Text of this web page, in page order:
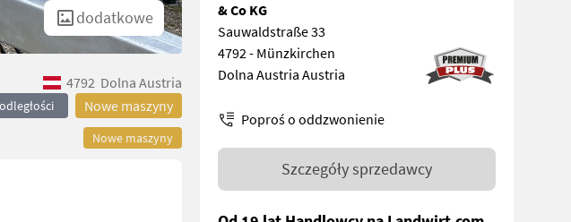
dodatkowe
4792 Dolna Austria
Nowe maszyny
Nowe maszyny
& Co KG
Sauwaldstraße 33
4792 - Münzkirchen
Dolna Austria Austria
Poproś o oddzwonienie
Szczegóły sprzedawcy